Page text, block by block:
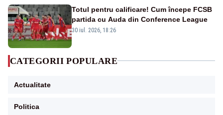
Totul pentru calificare! Cum începe FCSB
partida cu Auda din Conference League
30 iul. 2026, 18:26
CATEGORII POPULARE
Actualitate
Politica